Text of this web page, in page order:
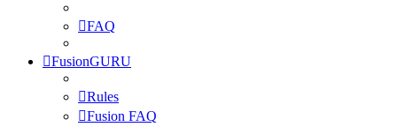
FAQ
FusionGURU
Rules
Fusion FAQ